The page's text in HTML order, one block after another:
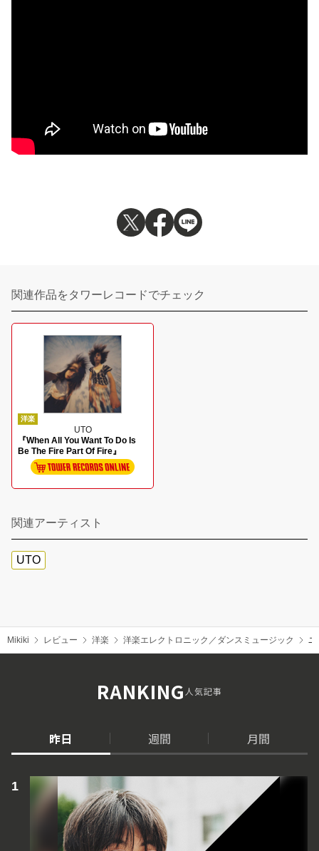
関連作品をタワーレコードでチェック
洋楽
UTO
『When All You Want To Do Is
Be The Fire Part Of Fire』
関連アーティスト
UTO
Mikiki レビュー 洋楽 洋楽エレクトロニック／ダンスミュージック ユ
RANKING人気記事
昨日 週間 月間